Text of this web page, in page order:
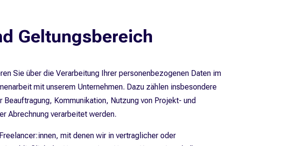
Geltungsbereich
Sie über die Verarbeitung Ihrer personenbezogenen Daten im
mit unserem Unternehmen. Dazu zählen insbesondere
Kommunikation, Nutzung von Projekt- und
Abrechnung verarbeitet werden.
mit denen wir in vertraglicher oder